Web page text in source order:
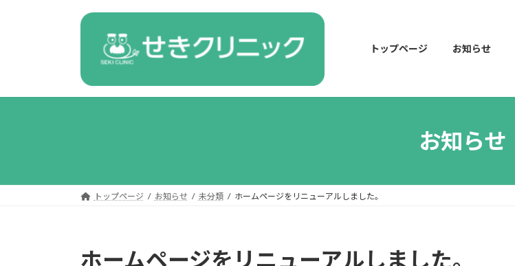
トップページ お知らせ
お知らせ
トップページ お知らせ 未分類 ホームページをリニューアルしました。
ホームページをリニューアルしました。